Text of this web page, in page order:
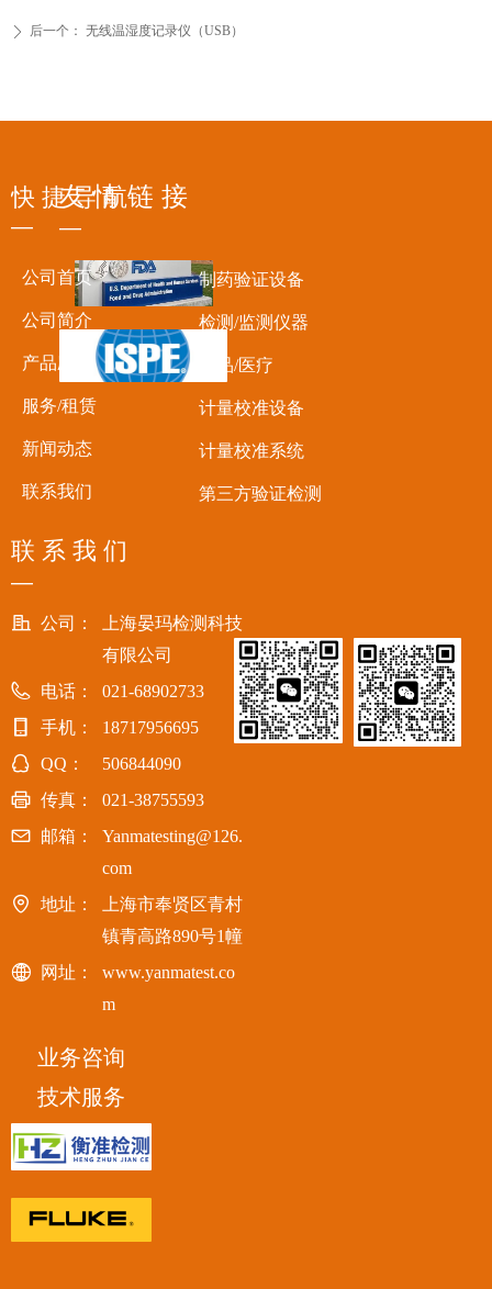
ꄲ 后一个： 无线温湿度记录仪（USB）
联 系 我 们
—
公司：
上海晏玛检测科技
有限公司
电话：
021-68902733
手机：
18717956695
QQ：
506844090
传真：
021-38755593
邮箱：
Yanmatesting@126.
com
地址：
上海市奉贤区青村
镇青高路890号1幢
网址：
www.yanmatest.co
m
技术服务
快 捷 导 航
—
制药验证设备
检测/监测仪器
食品/医疗
计量校准设备
计量校准系统
第三方验证检测
公司首页
公司简介
产品应用
服务/租赁
新闻动态
联系我们
业务咨询
友 情 链 接
—